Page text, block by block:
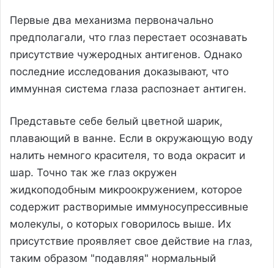
Первые два механизма первоначально
предполагали, что глаз перестает осознавать
присутствие чужеродных антигенов. Однако
последние исследования доказывают, что
иммунная система глаза распознает антиген.
Представьте себе белый цветной шарик,
плавающий в ванне. Если в окружающую воду
налить немного красителя, то вода окрасит и
шар. Точно так же глаз окружен
жидкоподобным микроокружением, которое
содержит растворимые иммуносупрессивные
молекулы, о которых говорилось выше. Их
присутствие проявляет свое действие на глаз,
таким образом "подавляя" нормальный